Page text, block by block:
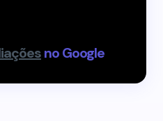
no Google